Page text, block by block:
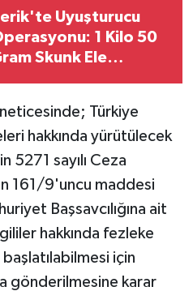
Uyuşturucu
1 Kilo 50
Skunk Ele
Türkiye
hakkında yürütülecek
5271 sayılı Ceza
161/9'uncu maddesi
Başsavcılığına ait
hakkında fezleke
için
gönderilmesine karar